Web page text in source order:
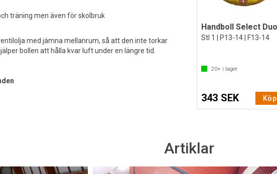
träning men även för skolbruk
med jämna mellanrum, så att den inte torkar
bollen att hålla kvar luft under en längre tid.
Stl 1 | P13-14 | F13-14
20+ i lager
343 SEK Köp
Artiklar